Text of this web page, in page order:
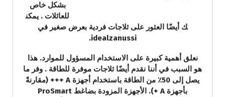
بشكل خاص
للعائلات . يمكن
ك أيضًا العثور على ثلاجات فردية بعرض صغير في
idealzanussi.
نعلق أهمية كبيرة على الاستخدام المسؤول للموارد. هذا
هو السبب في أننا نقدم أيضًا ثلاجات موفرة للطاقة . وفر ما
يصل إلى 50٪ من الطاقة باستخدام أجهزة A +++ (مقارنةً
بأجهزة A +). الأجهزة المزودة بضاغط ProSmart